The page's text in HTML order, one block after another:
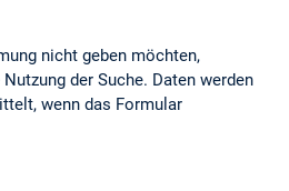
nicht geben möchten,
der Suche. Daten werden
wenn das Formular